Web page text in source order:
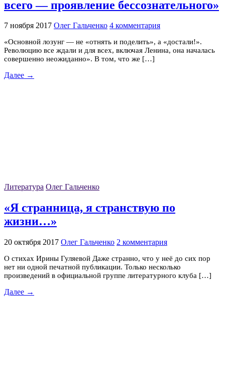
всего — проявление бессознательного»
7 ноября 2017 Олег Гальченко 4 комментария
«Основной лозунг — не «отнять и поделить», а «достали!».
Революцию все ждали и для всех, включая Ленина, она началась
совершенно неожиданно». В том, что же […]
Далее →
Литература Олег Гальченко
«Я странница, я странствую по
жизни…»
20 октября 2017 Олег Гальченко 2 комментария
О стихах Ирины Гуляевой Даже странно, что у неё до сих пор
нет ни одной печатной публикации. Только несколько
произведений в официальной группе литературного клуба […]
Далее →